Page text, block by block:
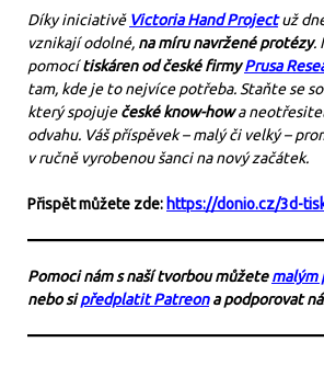
Díky iniciativě Victoria Hand Projectuž
vznikají odolné, na míru navržené protézy.
pomocítiskáren od české firmyPrusa
tam, kde je to nejvíce potřeba. Staňte se
který spojuječeské know-howa
odvahu. Váš příspěvek – malý či velký –
v ručně vyrobenou šanci na nový začátek.
Přispět můžete zde: https://donio.cz/3d-
Pomoci nám s naší tvorbou můžetemalým
nebo sipředplatit Patreona podporovat